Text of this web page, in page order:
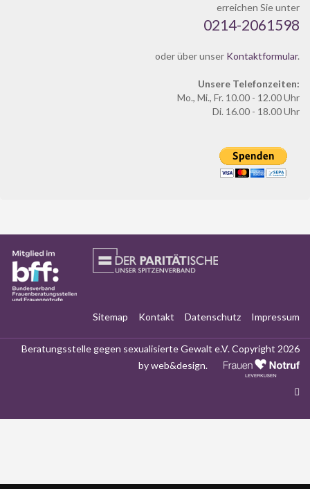
erreichen Sie unter
0214-2061598
oder über unser Kontaktformular.
Unsere Telefonzeiten:
Mo., Mi., Fr. 10.00 - 12.00 Uhr
Di. 16.00 - 18.00 Uhr
Sitemap Kontakt Datenschutz Impressum
Beratungsstelle gegen sexualisierte Gewalt e.V. Copyright 2026
byweb&design.